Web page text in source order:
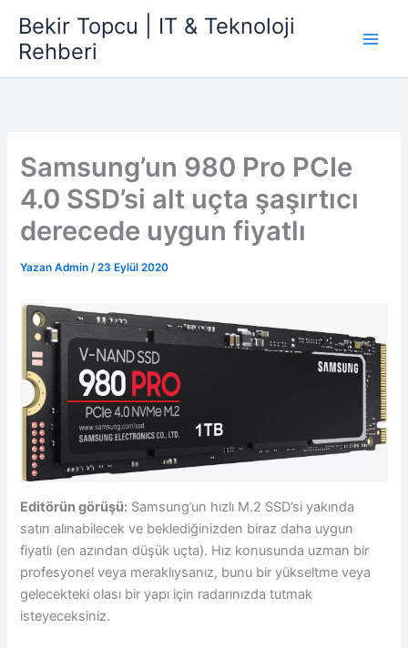
atlaBekir Topcu | IT & Teknoloji
Rehberi
Samsung’un 980 Pro PCIe
4.0 SSD’si alt uçta şaşırtıcı
derecede uygun fiyatlı
Yazan Admin/23 Eylül 2020
Editörün görüşü: Samsung’un hızlı M.2 SSD’si yakında
satın alınabilecek ve beklediğinizden biraz daha uygun
fiyatlı (en azından düşük uçta). Hız konusunda uzman bir
profesyonel veya meraklıysanız, bunu bir yükseltme veya
gelecekteki olası bir yapı için radarınızda tutmak
isteyeceksiniz.